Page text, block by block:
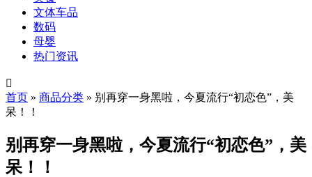
文体车品
数码
母婴
热门资讯

首页 » 商品分类 » 别再穿一身黑啦，今夏流行“初恋色”，美
呆！！
别再穿一身黑啦，今夏流行“初恋色”，美
呆！！